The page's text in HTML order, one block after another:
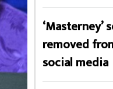
‘Masterney’
removed
social media